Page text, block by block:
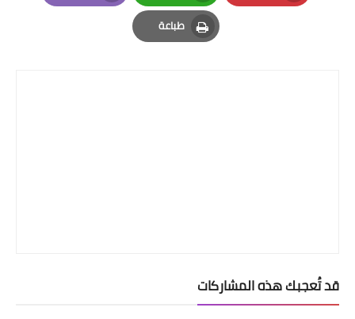
Pinterest
Whatsapp
Email
طباعة
Print
قد تُعجبك هذه المشاركات